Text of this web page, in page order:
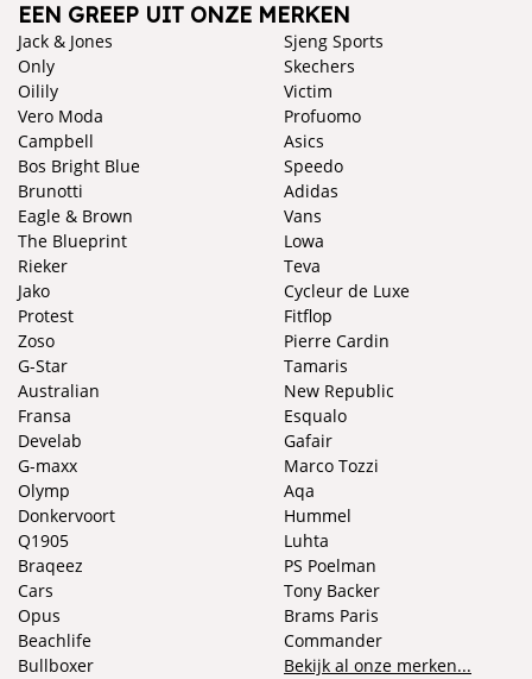
EEN GREEP UIT ONZE MERKEN
Jack & Jones
Only
Oilily
Vero Moda
Campbell
Bos Bright Blue
Brunotti
Eagle & Brown
The Blueprint
Rieker
Jako
Protest
Zoso
Sjeng Sports
Skechers
Victim
Profuomo
Asics
Speedo
Adidas
Vans
Lowa
Teva
Cycleur de Luxe
Fitflop
Pierre Cardin
G-Star
Australian
Fransa
Develab
G-maxx
Olymp
Donkervoort
Q1905
Braqeez
Cars
Opus
Beachlife
Bullboxer
Tamaris
New Republic
Esqualo
Gafair
Marco Tozzi
Aqa
Hummel
Luhta
PS Poelman
Tony Backer
Brams Paris
Commander
Bekijk al onze merken...